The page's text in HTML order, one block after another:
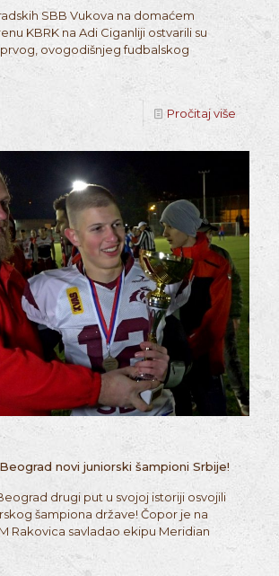
SBB Vukova na domaćem
KBRK na Adi Ciganliji ostvarili su
ovogodišnjeg fudbalskog
Pročitaj više
novi juniorski šampioni Srbije!
drugi put u svojoj istoriji osvojili
šampiona države! Čopor je na
Rakovica savladao ekipu Meridian